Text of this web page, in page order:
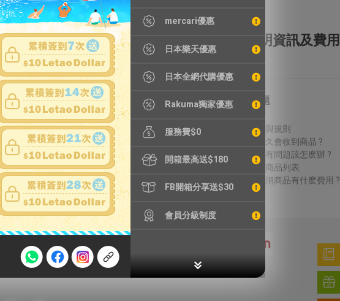
mercari優惠
日本樂天優惠
日本全網代購優惠
Rakuma獨家優惠
服務費$0
開箱最高送$180
FB開箱分享送$30
會員分級制度
運送損壞全額理賠 全透明資訊及費用
特別服務
鐵壺漏水檢測
精品鑑定
輪框拆除
加強包裝
常見問題
議價方式與規則
結標後多久會收到商品 ?
收到商品有問題該怎麽辦 ?
無法進口商品列表
得標後取消商品有什麽費用 ?